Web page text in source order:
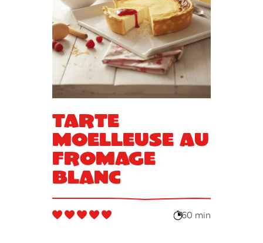
Tarte
moelleuse au
fromage
blanc
60 min